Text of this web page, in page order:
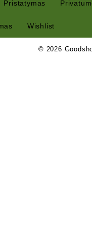
Pristatymas
Wishlist
© 2026